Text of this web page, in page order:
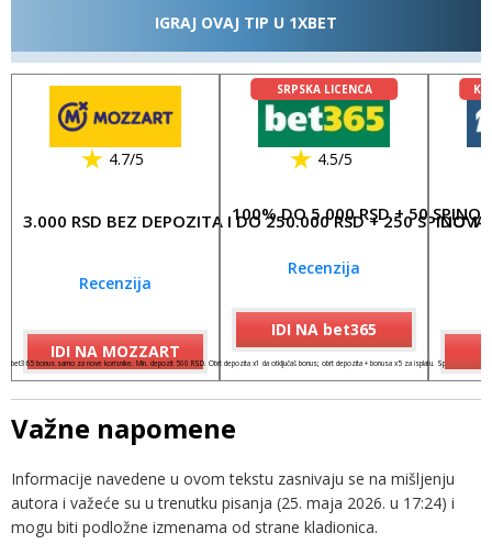
IGRAJ OVAJ TIP U 1XBET
4.7/5
3.000 RSD BEZ DEPOZITA I DO 250.000 RSD + 250 SPINOVA
Recenzija
IDI NA MOZZART
SRPSKA LICENCA
4.5/5
100% DO 5.000 RSD + 50
Recenzija
IDI NA bet365
bet365 bonus samo za nove korisnike. Min. depozit 500 RSD. Obrt depozita x1 da otključaš bonus; obrt depozita + bonusa x5 za isplatu. Spinovi važe 7
DO
Važne napomene
Informacije navedene u ovom tekstu zasnivaju se na mišljenju
autora i važeće su u trenutku pisanja (25. maja 2026. u 17:24) i
mogu biti podložne izmenama od strane kladionica.